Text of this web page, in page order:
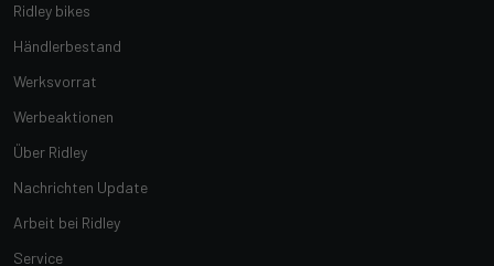
Ridley bikes
Händlerbestand
Werksvorrat
Werbeaktionen
Über Ridley
Nachrichten Update
Arbeit bei Ridley
Service